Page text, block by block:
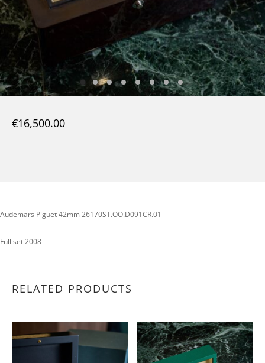
€16,500.00
Audemars Piguet 42mm 26170ST.OO.D091CR.01
Full set 2008
RELATED PRODUCTS